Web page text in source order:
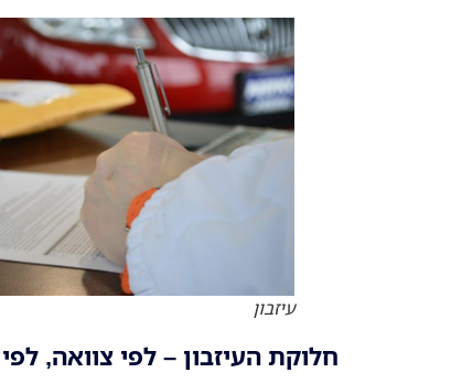
עיזבון
חלוקת העיזבון – לפי צוואה,